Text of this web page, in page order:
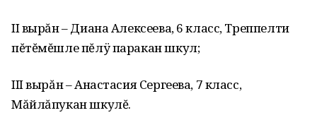
II вырăн – Диана Алексеева‚ 6 класс‚ Треппелти
пĕтĕмĕшле пĕлÿ паракан шкул;
III вырăн – Анастасия Сергеева‚ 7 класс‚
Мăйлăпукан шкулĕ.